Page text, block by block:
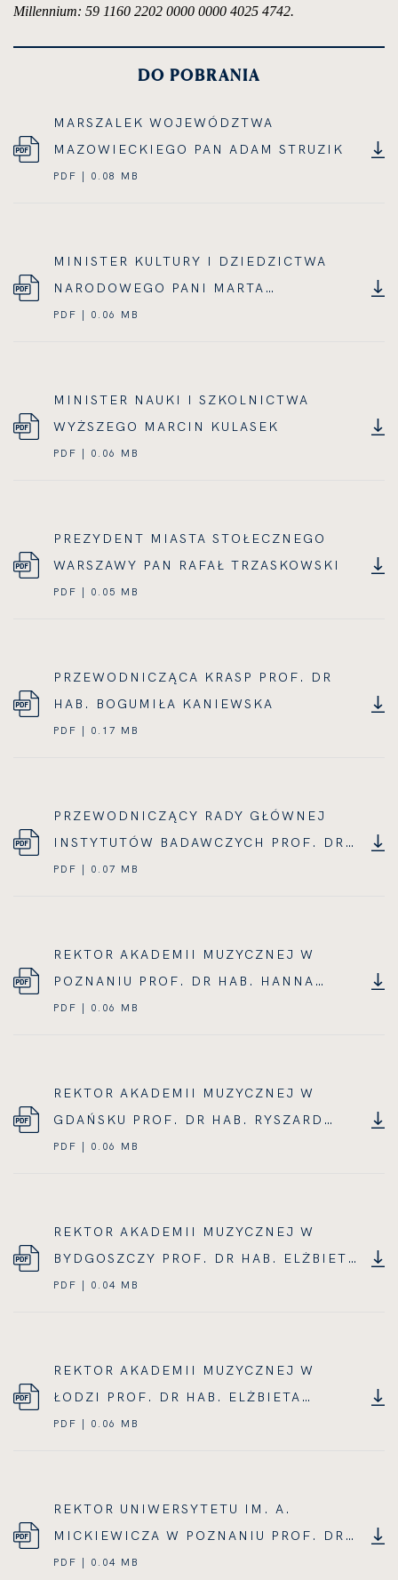
Millennium: 59 1160 2202 0000 0000 4025 4742.
DO POBRANIA
MARSZALEK WOJEWÓDZTWA
MAZOWIECKIEGO PAN ADAM STRUZIK
PDF | 0.08 MB
MINISTER KULTURY I DZIEDZICTWA
NARODOWEGO PANI MARTA
CIENKOWSKA
PDF | 0.06 MB
MINISTER NAUKI I SZKOLNICTWA
WYŻSZEGO MARCIN KULASEK
PDF | 0.06 MB
PREZYDENT MIASTA STOŁECZNEGO
WARSZAWY PAN RAFAŁ TRZASKOWSKI
PDF | 0.05 MB
PRZEWODNICZĄCA KRASP PROF. DR
HAB. BOGUMIŁA KANIEWSKA
PDF | 0.17 MB
PRZEWODNICZĄCY RADY GŁÓWNEJ
INSTYTUTÓW BADAWCZYCH PROF. DR
HAB. N. MED. HENRYK SKARŻYŃSKI
PDF | 0.07 MB
REKTOR AKADEMII MUZYCZNEJ W
POZNANIU PROF. DR HAB. HANNA
KOSTRZEWSKA
PDF | 0.06 MB
REKTOR AKADEMII MUZYCZNEJ W
GDAŃSKU PROF. DR HAB. RYSZARD
MINKIEWICZ
PDF | 0.06 MB
REKTOR AKADEMII MUZYCZNEJ W
BYDGOSZCZY PROF. DR HAB. ELŻBIETA
WTORKOWSKA
PDF | 0.04 MB
REKTOR AKADEMII MUZYCZNEJ W
ŁODZI PROF. DR HAB. ELŻBIETA
ALEKSANDROWICZ
PDF | 0.06 MB
REKTOR UNIWERSYTETU IM. A.
MICKIEWICZA W POZNANIU PROF. DR
HAB. BOGUMIŁA KANIEWSKA
PDF | 0.04 MB